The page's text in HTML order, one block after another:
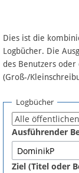
Artikel nach
FAQ
Fehler melden
Dies ist die
Logbücher. Die
des Benutzers
(Groß-/
Logbücher
Ausführender
Ziel (Titel oder